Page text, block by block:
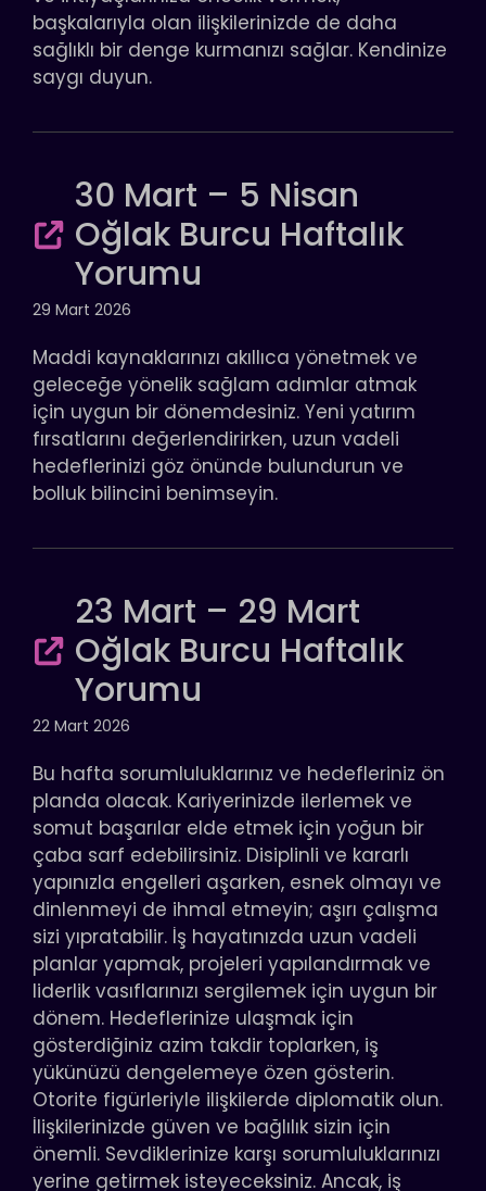
başkalarıyla olan ilişkilerinizde de daha
sağlıklı bir denge kurmanızı sağlar. Kendinize
saygı duyun.
30 Mart – 5 Nisan
Oğlak Burcu Haftalık
Yorumu
29 Mart 2026
Maddi kaynaklarınızı akıllıca yönetmek ve
geleceğe yönelik sağlam adımlar atmak
için uygun bir dönemdesiniz. Yeni yatırım
fırsatlarını değerlendirirken, uzun vadeli
hedeflerinizi göz önünde bulundurun ve
bolluk bilincini benimseyin.
23 Mart – 29 Mart
Oğlak Burcu Haftalık
Yorumu
22 Mart 2026
Bu hafta sorumluluklarınız ve hedefleriniz ön
planda olacak. Kariyerinizde ilerlemek ve
somut başarılar elde etmek için yoğun bir
çaba sarf edebilirsiniz. Disiplinli ve kararlı
yapınızla engelleri aşarken, esnek olmayı ve
dinlenmeyi de ihmal etmeyin; aşırı çalışma
sizi yıpratabilir. İş hayatınızda uzun vadeli
planlar yapmak, projeleri yapılandırmak ve
liderlik vasıflarınızı sergilemek için uygun bir
dönem. Hedeflerinize ulaşmak için
gösterdiğiniz azim takdir toplarken, iş
yükünüzü dengelemeye özen gösterin.
Otorite figürleriyle ilişkilerde diplomatik olun.
İlişkilerinizde güven ve bağlılık sizin için
önemli. Sevdiklerinize karşı sorumluluklarınızı
yerine getirmek isteyeceksiniz. Ancak, iş